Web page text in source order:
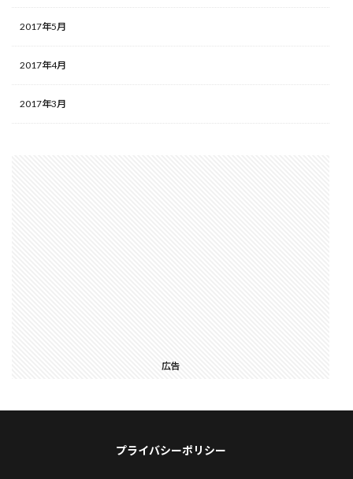
2017年5月
2017年4月
2017年3月
広告
プライバシーポリシー